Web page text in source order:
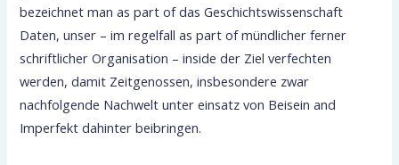
bezeichnet man as part of das Geschichtswissenschaft
Daten, unser – im regelfall as part of mündlicher ferner
schriftlicher Organisation – inside der Ziel verfechten
werden, damit Zeitgenossen, insbesondere zwar
nachfolgende Nachwelt unter einsatz von Beisein and
Imperfekt dahinter beibringen.